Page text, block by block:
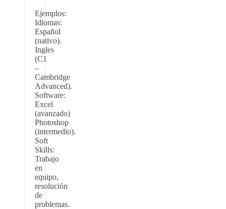
Ejemplos:
Idiomas:
Español
(nativo).
Ingles
(C1
–
Cambridge
Advanced).
Software:
Excel
(avanzado)
Photoshop
(intermedio).
Soft
Skills:
Trabajo
en
equipo,
resolución
de
problemas.